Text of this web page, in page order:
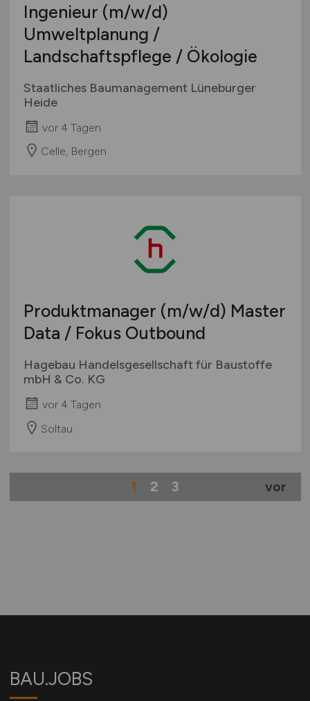
Ingenieur (m/w/d)
Umweltplanung /
Landschaftspflege / Ökologie
Staatliches Baumanagement Lüneburger
Heide
vor 4 Tagen
Celle, Bergen
Produktmanager (m/w/d) Master
Data / Fokus Outbound
Hagebau Handelsgesellschaft für Baustoffe
mbH & Co. KG
vor 4 Tagen
Soltau
1 2 3 vor
BAU.JOBS